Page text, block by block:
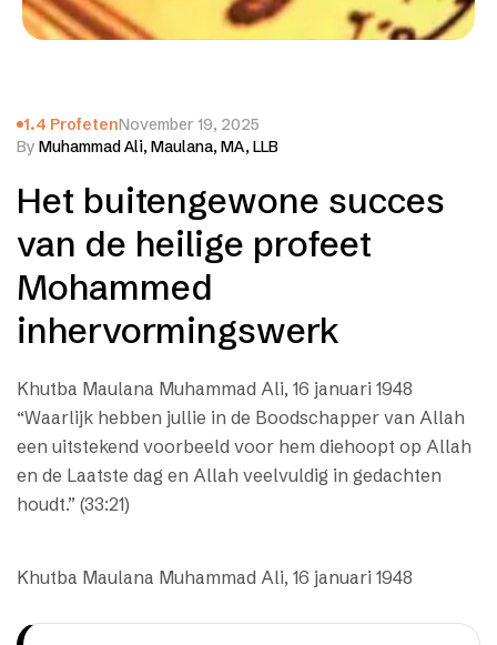
1.4 ProfetenNovember 19, 2025
By Muhammad Ali, Maulana, MA, LLB
Het buitengewone succes
van de heilige profeet
Mohammed
inhervormingswerk
Khutba Maulana Muhammad Ali, 16 januari 1948
“Waarlijk hebben jullie in de Boodschapper van Allah
een uitstekend voorbeeld voor hem diehoopt op Allah
en de Laatste dag en Allah veelvuldig in gedachten
houdt.” (33:21)
Khutba Maulana Muhammad Ali, 16 januari 1948